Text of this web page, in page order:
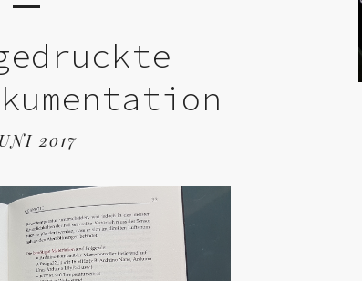
2017